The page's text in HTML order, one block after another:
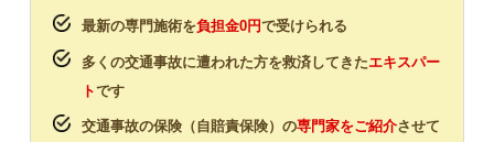
最新の専門施術を負担金0円で受けられる
多くの交通事故に遭われた方を救済してきたエキスパー
トです
交通事故の保険（自賠責保険）の専門家をご紹介させて